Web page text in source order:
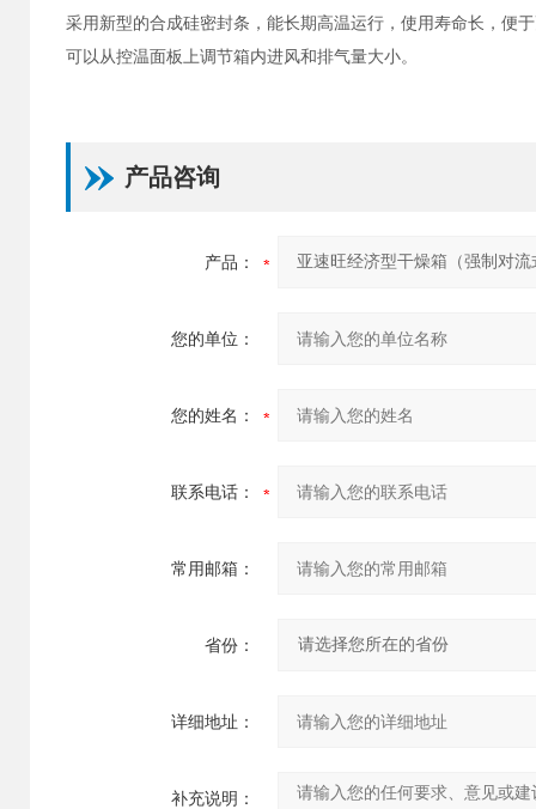
采用新型的合成硅密封条，能长期高温运行，使用寿命长，便
可以从控温面板上调节箱内进风和排气量大小。
产品咨询
产品：
您的单位：
您的姓名：
联系电话：
常用邮箱：
省份：
详细地址：
补充说明：